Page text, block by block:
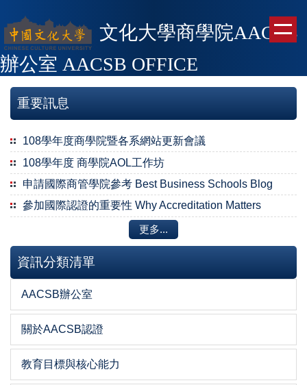
到
主
要
內
容
文化大學商學院AACSB
辦公室 AACSB OFFICE
重要訊息
108學年度商學院暨各系網站更新會議
108學年度 商學院AOL工作坊
申請國際商管學院參考 Best Business Schools Blog
參加國際認證的重要性 Why Accreditation Matters
更多...
資訊分類清單
AACSB辦公室
關於AACSB認證
教育目標與核心能力